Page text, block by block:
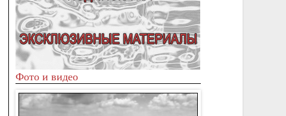
Фото и видео